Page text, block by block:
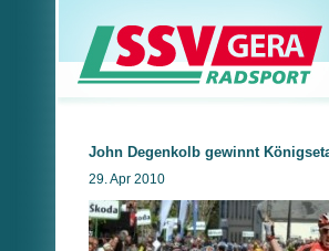
John Degenkolb gewinnt
29. Apr 2010